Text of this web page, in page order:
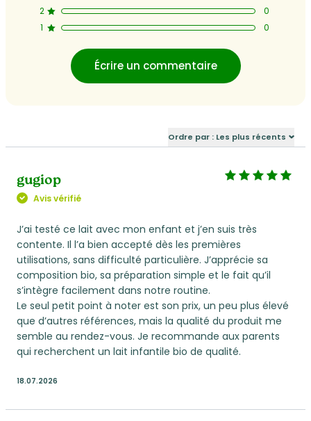
K (μg)
E (mg a-
tocopherol)
Potassium (mg) 613 79,1
Chlorure (mg)
Phosphore (mg) 259 33,4
Magnésium (mg) 50 6,45
Fer (mg) 8,1 1,0
Zinc (mg) 4,0 0,52
2
0
1
0
Écrire un commentaire
Ordre par : Les plus récents
gugiop
Avis vérifié
J’ai testé ce lait avec mon enfant et j’en suis très
contente. Il l’a bien accepté dès les premières
utilisations, sans difficulté particulière. J’apprécie sa
composition bio, sa préparation simple et le fait qu’il
s’intègre facilement dans notre routine.
Le seul petit point à noter est son prix, un peu plus élevé
que d’autres références, mais la qualité du produit me
semble au rendez-vous. Je recommande aux parents
qui recherchent un lait infantile bio de qualité.
18.07.2026